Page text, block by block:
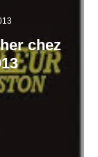
chez